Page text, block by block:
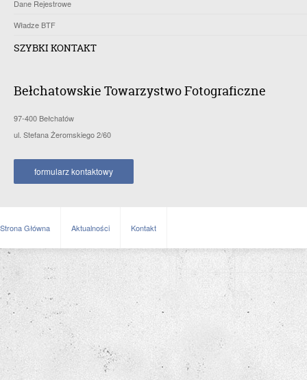
Dane Rejestrowe
Władze BTF
SZYBKI KONTAKT
Bełchatowskie Towarzystwo Fotograficzne
97-400 Bełchatów
ul. Stefana Żeromskiego 2/60
formularz kontaktowy
Strona Główna Aktualności Kontakt